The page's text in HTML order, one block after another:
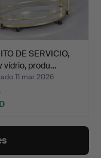
DE SERVICIO,
vidrio, produ…
11 mar 2026